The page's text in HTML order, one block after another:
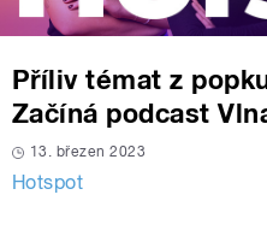
Příliv témat z
Začíná podcast
13. březen 2023
Hotspot